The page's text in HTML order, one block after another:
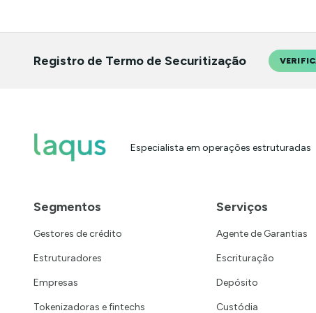
Registro de Termo de Securitização
Especialista em operações estruturadas
Segmentos
Gestores de crédito
Estruturadores
Empresas
Tokenizadoras e fintechs
Serviços
Agente de Garantias
Escrituração
Depósito
Custódia